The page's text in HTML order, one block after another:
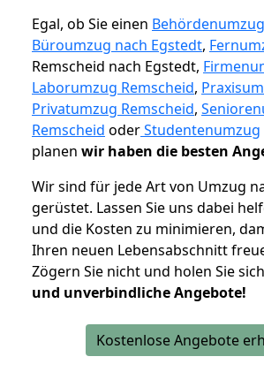
Egal, ob Sie einen
Büroumzug nach Egstedt,
Remscheid nach Egstedt,
Laborumzug Remscheid,
Privatumzug Remscheid,
Remscheid oderStudentenumzug
planen wir haben die besten
Wir sind für jede Art von Umzug
gerüstet. Lassen Sie uns dabei
und die Kosten zu minimieren,
Ihren neuen Lebensabschnitt
Zögern Sie nicht und holen Sie sich
und unverbindliche Angebote!
Kostenlose Angebote